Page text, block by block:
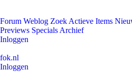
Forum Weblog Zoek Actieve Items
Previews Specials Archief
Inloggen
fok.nl
Inloggen